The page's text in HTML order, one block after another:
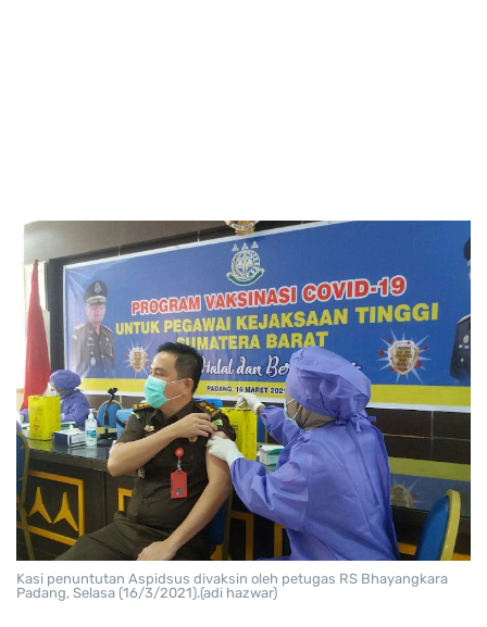
Kasi penuntutan Aspidsus divaksin oleh petugas RS Bhayangkara
Padang, Selasa (16/3/2021).(adi hazwar)